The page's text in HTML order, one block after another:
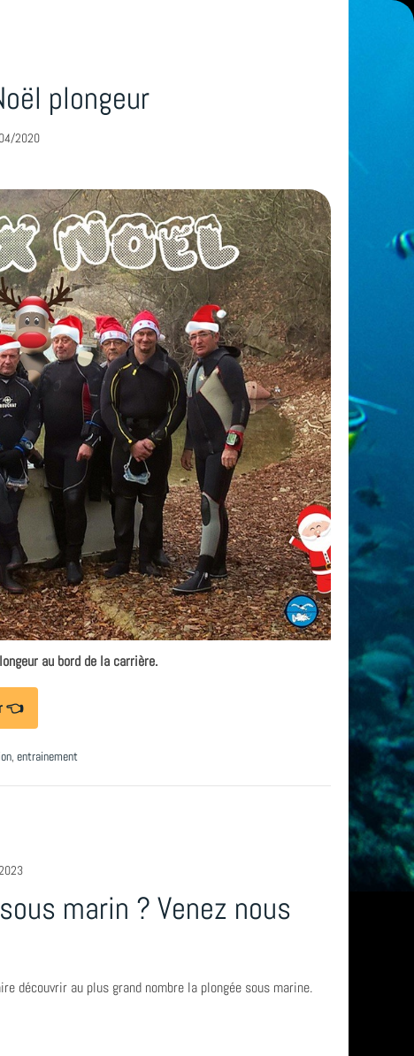
plongeur
2020
au bord de la carrière.
👈
,entrainement
marin ? Venez nous
découvrir au plus grand nombre la plongée sous marine.